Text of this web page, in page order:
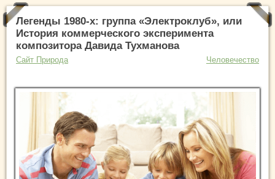
Легенды 1980-х: группа «Электроклуб», или
История коммерческого эксперимента
композитора Давида Тухманова
Сайт Природа Человечество